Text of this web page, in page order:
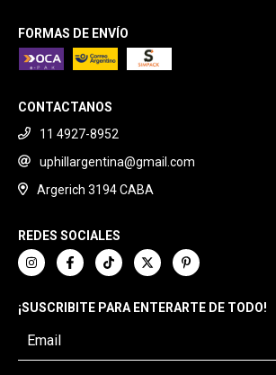
FORMAS DE ENVÍO
CONTACTANOS
11 4927-8952
uphillargentina@gmail.com
Argerich 3194 CABA
REDES SOCIALES
¡SUSCRIBITE PARA ENTERARTE DE TODO!